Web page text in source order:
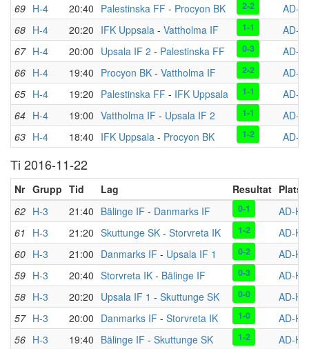
69 H-4 20:40 Palestinska FF - Procyon BK 2-2
AD-
68 H-4 20:20 IFK Uppsala - Vattholma IF 1-1
AD-
67 H-4 20:00 Upsala IF 2 - Palestinska FF 0-3
AD-
66 H-4 19:40 Procyon BK - Vattholma IF 2-2
AD-
65 H-4 19:20 Palestinska FF - IFK Uppsala 1-1
AD-
64 H-4 19:00 Vattholma IF - Upsala IF 2 1-1
AD-
63 H-4 18:40 IFK Uppsala - Procyon BK 1-2 AD-
Ti 2016-11-22
Nr Grupp Tid Lag Resultat Plats
62 H-3 21:40 Bälinge IF - Danmarks IF 0-1
AD-
61 H-3 21:20 Skuttunge SK - Storvreta IK 1-2
AD-
60 H-3 21:00 Danmarks IF - Upsala IF 1 0-2
AD-
59 H-3 20:40 Storvreta IK - Bälinge IF 0-3
AD-
58 H-3 20:20 Upsala IF 1 - Skuttunge SK 0-0
AD-
57 H-3 20:00 Danmarks IF - Storvreta IK 1-0
AD-
56 H-3 19:40 Bälinge IF - Skuttunge SK 1-2
AD-